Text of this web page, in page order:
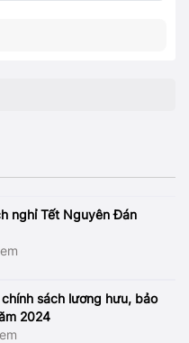
nghỉ Tết Nguyên Đán
sách lương hưu, bảo
2024